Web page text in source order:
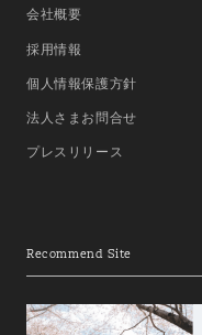
会社概要
採用情報
個人情報保護方針
法人さまお問合せ
プレスリリース
Recommend Site